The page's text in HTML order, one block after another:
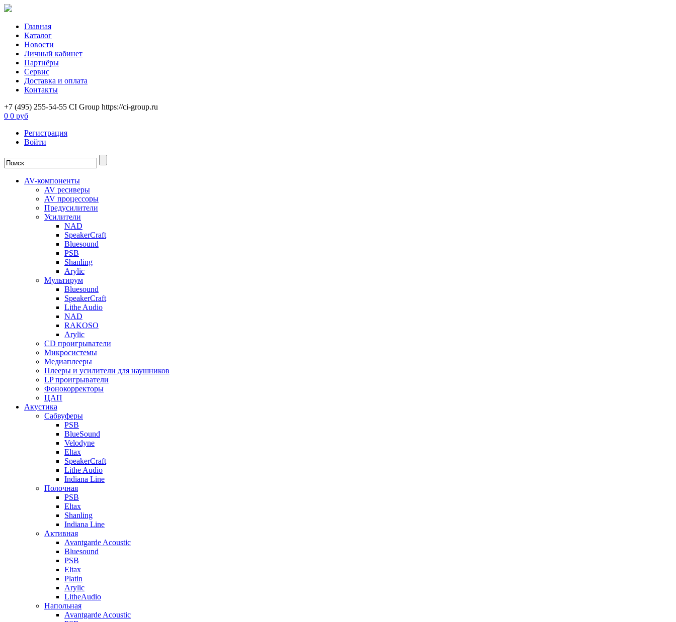
Главная
Каталог
Новости
Личный кабинет
Партнёры
Сервис
Доставка и оплата
Контакты
+7 (495) 255-54-55 CI Group https://ci-group.ru
0 0 руб
Регистрация
Войти
AV-компоненты
AV ресиверы
AV процессоры
Предусилители
Усилители
NAD
SpeakerCraft
Bluesound
PSB
Shanling
Arylic
Мультирум
Bluesound
SpeakerCraft
Lithe Audio
NAD
RAKOSO
Arylic
CD проигрыватели
Микросистемы
Медиаплееры
Плееры и усилители для наушников
LP проигрыватели
Фонокорректоры
ЦАП
Акустика
Сабвуферы
PSB
BlueSound
Velodyne
Eltax
SpeakerCraft
Lithe Audio
Indiana Line
Полочная
PSB
Eltax
Shanling
Indiana Line
Активная
Avantgarde Acoustic
Bluesound
PSB
Eltax
Platin
Arylic
LitheAudio
Напольная
Avantgarde Acoustic